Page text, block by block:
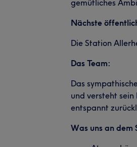
gemütliches
Nächste
Die Station
Das Team:
Das
und versteht
entspannt
Was uns an dem